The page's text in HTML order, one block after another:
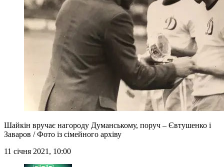
Шайкін вручає нагороду Думанському, поруч – Євтушенко і
Заваров / Фото із сімейного архіву
11 січня 2021, 10:00